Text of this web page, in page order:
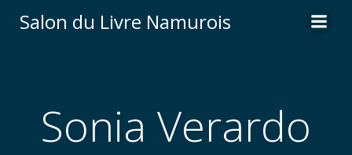
au
Salon du Livre Namurois
Sonia Verardo